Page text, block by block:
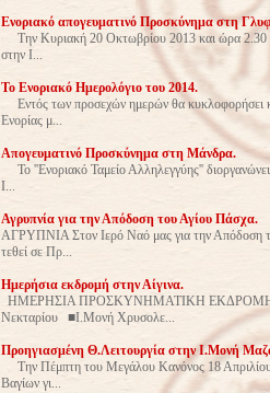
Ενοριακό απογευματινό Προσκύνημα στη
Την Κυριακή 20 Οκτωβρίου 2013 και ώρα 2.30
στην Ι...
Το Ενοριακό Ημερολόγιο του 2014.
Εντός των προσεχών ημερών θα κυκλοφορήσει
Ενορίας μ...
Aπογευματινό Προσκύνημα στη Μάνδρα.
Το ''Ενοριακό Ταμείο Αλληλεγγύης''
Ι...
Αγρυπνία για την Απόδοση του Αγίου Πάσχα.
ΑΓΡΥΠΝΙΑ Στον Ιερό Ναό μας για την
τεθεί σε Πρ...
Ημερήσια εκδρομή στην Αίγινα.
ΗΜΕΡΗΣΙΑ ΠΡΟΣΚΥΝΗΜΑΤΙΚΗ ΕΚΔΡΟΜΗ
Νεκταρίου ■Ι.Μονή Χρυσολε...
Προηγιασμένη Θ.Λειτουργία στην Ι.Μονή
Την Πέμπτη του Μεγάλου Κανόνος 18
Βαγίων γι...